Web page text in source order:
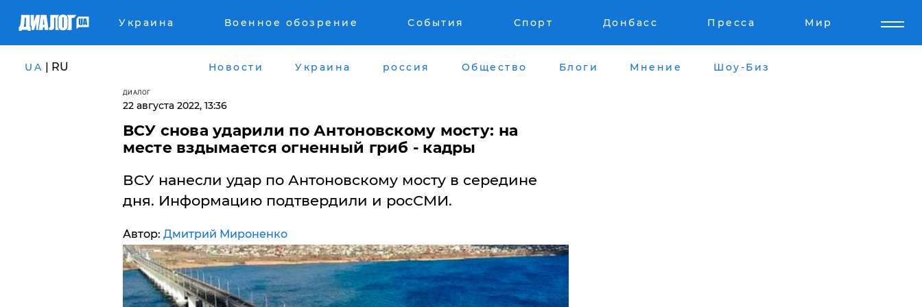
Украина Военное обозрение События Спорт Донбасс Пресса Мир
UA | RU Новости Украина россия Общество Блоги Мнение Шоу-Биз
ДИАЛОГ
22 августа 2022, 13:36
​ВСУ снова ударили по Антоновскому мосту: на
месте вздымается огненный гриб - кадры
ВСУ нанесли удар по Антоновскому мосту в середине
дня. Информацию подтвердили и росСМИ.
Автор: Дмитрий Мироненко